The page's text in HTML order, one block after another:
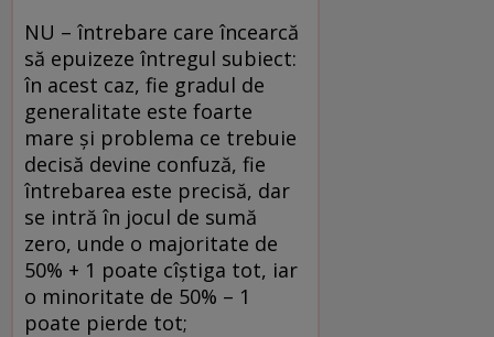
NU – întrebare care încearcă
să epuizeze întregul subiect:
în acest caz, fie gradul de
generalitate este foarte
mare și problema ce trebuie
decisă devine confuză, fie
întrebarea este precisă, dar
se intră în jocul de sumă
zero, unde o majoritate de
50% + 1 poate cîștiga tot, iar
o minoritate de 50% – 1
poate pierde tot;